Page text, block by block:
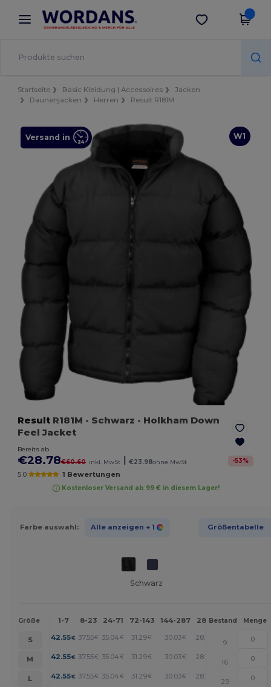
× Wordans App
Bessere Preise in der App!
App holen
Startseite Basic Kleidung | Accessoires
Jacken
Daunenjacken
Herren Result R181M
W1
Versand in
Result R181M - Schwarz - Holkham Down
Feel Jacket
Bereits ab
€28.78€60.60 inkl. MwSt | €23.98ohne MwSt -53%
5.0 1 Bewertungen
Kostenloser Versand ab 99 € in diesem Lager!
Farbe auswahl: Alle anzeigen + 1 Größentabelle
Schwarz
Größe 1-7 8-23 24-71 72-143 144-287 288 + Mehr
Bestand Menge
S 42.55€ 37.55€ 35.04 € 31.29€ 30.03€ 28.78
9
M
42.55€ 37.55€ 35.04 € 31.29€ 30.03€ 28.78
16
L
42.55€ 37.55€ 35.04 € 31.29€ 30.03€ 28.78
29